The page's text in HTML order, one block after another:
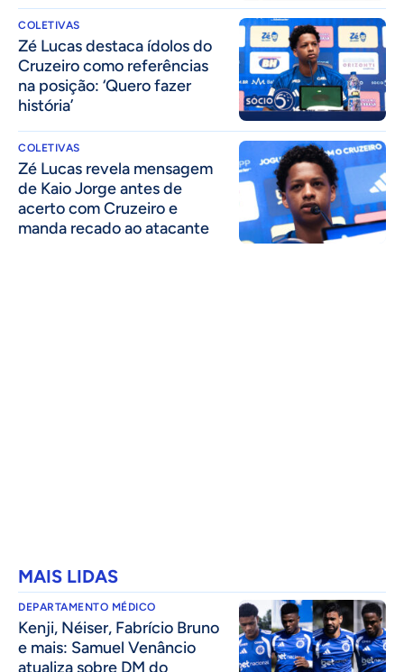
COLETIVAS
Zé Lucas destaca ídolos do
Cruzeiro como referências
na posição: ‘Quero fazer
história’
COLETIVAS
Zé Lucas revela mensagem
de Kaio Jorge antes de
acerto com Cruzeiro e
manda recado ao atacante
MAIS LIDAS
DEPARTAMENTO MÉDICO
Kenji, Néiser, Fabrício Bruno
e mais: Samuel Venâncio
atualiza sobre DM do